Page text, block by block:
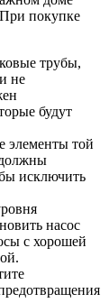
покупке
трубы,
не
будут
элементы той
исключить
насос
с хорошей